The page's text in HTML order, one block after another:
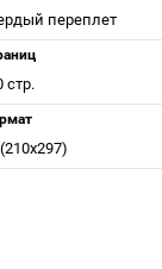
переплет
стр.